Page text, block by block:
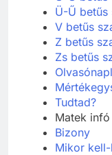
Ü-Ű betűs
V betűs
Z betűs
Zs betűs
Tudtad?
Matek infó
Bizony
Mikor